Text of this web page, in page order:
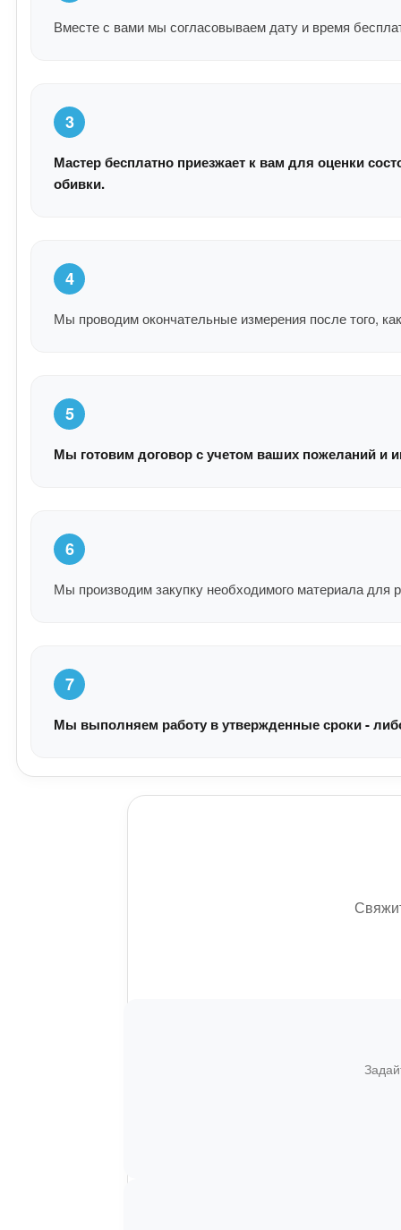
Вместе с вами мы согласовываем дату и время
3
Мастер бесплатно приезжает к вам для оценки
обивки.
4
Мы проводим окончательные измерения после того,
5
Мы готовим договор с учетом ваших пожеланий и
6
Мы производим закупку необходимого материала для
7
Мы выполняем работу в утвержденные сроки -